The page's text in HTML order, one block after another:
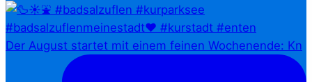
Der August startet mit einem feinen Wochenende: Kn